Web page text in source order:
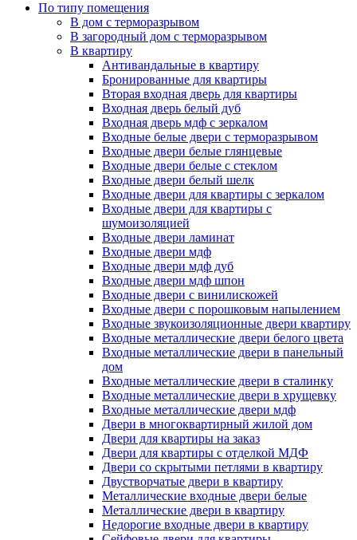
По типу помещения
В дом с терморазрывом
В загородный дом с терморазрывом
В квартиру
Антивандальные в квартиру
Бронированные для квартиры
Вторая входная дверь для квартиры
Входная дверь белый дуб
Входная дверь мдф с зеркалом
Входные белые двери с терморазрывом
Входные двери белые глянцевые
Входные двери белые с стеклом
Входные двери белый шелк
Входные двери для квартиры с зеркалом
Входные двери для квартиры с
шумоизоляцией
Входные двери ламинат
Входные двери мдф
Входные двери мдф дуб
Входные двери мдф шпон
Входные двери с винилискожей
Входные двери с порошковым напылением
Входные звукоизоляционные двери квартиру
Входные металлические двери белого цвета
Входные металлические двери в панельный
дом
Входные металлические двери в сталинку
Входные металлические двери в хрущевку
Входные металлические двери мдф
Двери в многоквартирный жилой дом
Двери для квартиры на заказ
Двери для квартиры с отделкой МДФ
Двери со скрытыми петлями в квартиру
Двустворчатые двери в квартиру
Металлические входные двери белые
Металлические двери в квартиру
Недорогие входные двери в квартиру